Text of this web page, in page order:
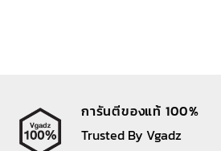
การันตีของแท้ 100%
Trusted By Vgadz